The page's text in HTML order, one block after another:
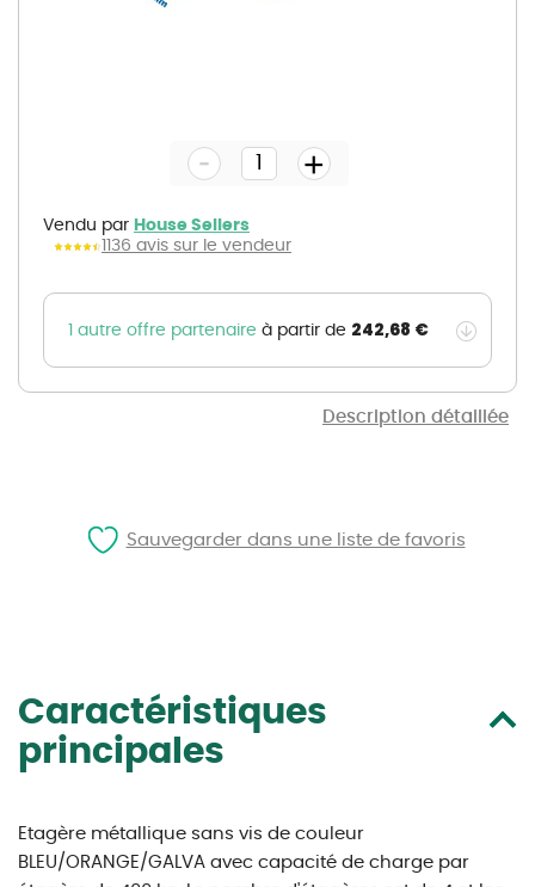
Description détaillée
gallery
Vendu par House Sellers
1136 avis sur le vendeur
- +
1 autre offre partenaire à partir de 242,68 €
Caractéristiques
principales
Etagère métallique sans vis de couleur
BLEU/ORANGE/GALVA avec capacité de charge par
Sauvegarder dans une liste de favoris